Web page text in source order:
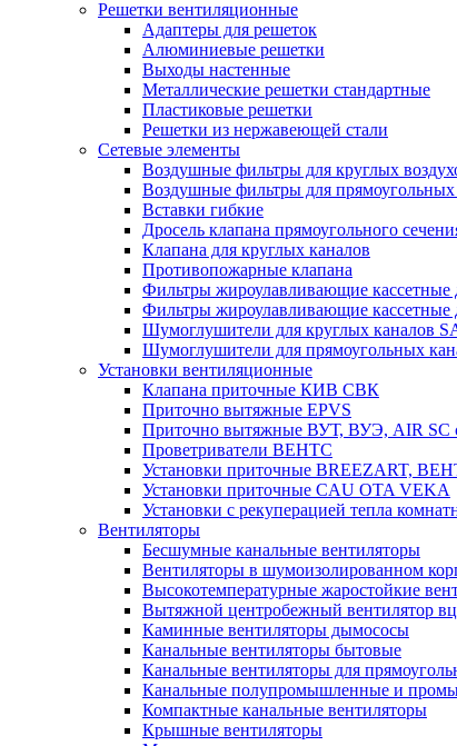
Решетки вентиляционные
Адаптеры для решеток
Алюминиевые решетки
Выходы настенные
Металлические решетки стандартные
Пластиковые решетки
Решетки из нержавеющей стали
Сетевые элементы
Воздушные фильтры для круглых
Воздушные фильтры для
Вставки гибкие
Дросель клапана прямоугольного
Клапана для круглых каналов
Противопожарные клапана
Фильтры жироулавливающие кассетные
Фильтры жироулавливающие кассетные
Шумоглушители для круглых каналов
Шумоглушители для прямоугольных
Установки вентиляционные
Клапана приточные КИВ СВК
Приточно вытяжные EPVS
Приточно вытяжные ВУТ, ВУЭ, AIR SC с
Проветриватели ВЕНТС
Установки приточные BREEZART,
Установки приточные CAU OTA VEKA
Установки с рекуперацией тепла
Вентиляторы
Бесшумные канальные вентиляторы
Вентиляторы в шумоизолированном
Высокотемпературные жаростойкие
Вытяжной центробежный вентилятор
Каминные вентиляторы дымососы
Канальные вентиляторы бытовые
Канальные вентиляторы для
Канальные полупромышленные и
Компактные канальные вентиляторы
Крышные вентиляторы